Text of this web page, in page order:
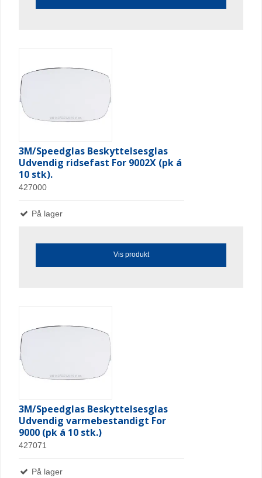
3M/Speedglas Beskyttelsesglas
Udvendig ridsefast For 9002X (pk á
10 stk).
427000
På lager
Vis produkt
3M/Speedglas Beskyttelsesglas
Udvendig varmebestandigt For
9000 (pk á 10 stk.)
427071
På lager